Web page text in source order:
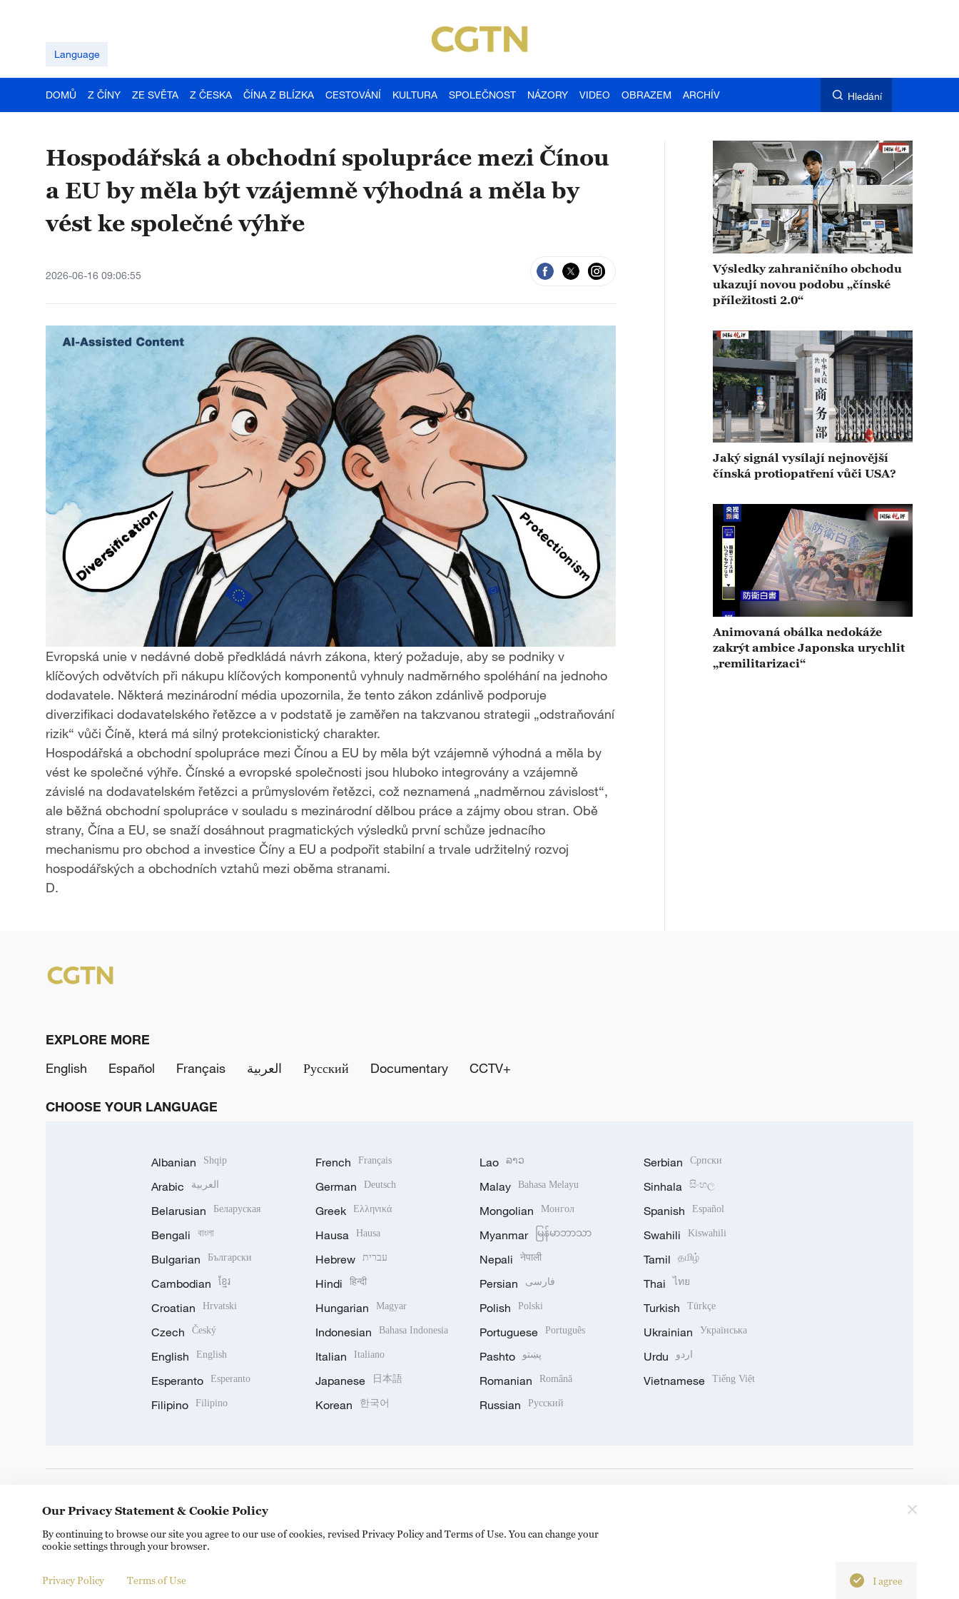
Language
DOMŮ Z ČÍNY ZE SVĚTA Z ČESKA ČÍNA Z BLÍZKA CESTOVÁNÍ KULTURA SPOLEČNOST NÁZORY VIDEO OBRAZEM ARCHÍV Hledání
Hospodářská a obchodní spolupráce mezi Čínou
a EU by měla být vzájemně výhodná a měla by
vést ke společné výhře
2026-06-16 09:06:55
Evropská unie v nedávné době předkládá návrh zákona, který požaduje, aby se podniky v
klíčových odvětvích při nákupu klíčových komponentů vyhnuly nadměrného spoléhání na jednoho
dodavatele. Některá mezinárodní média upozornila, že tento zákon zdánlivě podporuje
diverzifikaci dodavatelského řetězce a v podstatě je zaměřen na takzvanou strategii „odstraňování
rizik“ vůči Číně, která má silný protekcionistický charakter.
Hospodářská a obchodní spolupráce mezi Čínou a EU by měla být vzájemně výhodná a měla by
vést ke společné výhře. Čínské a evropské společnosti jsou hluboko integrovány a vzájemně
závislé na dodavatelském řetězci a průmyslovém řetězci, což neznamená „nadměrnou závislost“,
ale běžná obchodní spolupráce v souladu s mezinárodní dělbou práce a zájmy obou stran. Obě
strany, Čína a EU, se snaží dosáhnout pragmatických výsledků první schůze jednacího
mechanismu pro obchod a investice Číny a EU a podpořit stabilní a trvale udržitelný rozvoj
hospodářských a obchodních vztahů mezi oběma stranami.
D.
Výsledky zahraničního obchodu
ukazují novou podobu „čínské
příležitosti 2.0“
Jaký signál vysílají nejnovější
čínská protiopatření vůči USA?
Animovaná obálka nedokáže
zakrýt ambice Japonska urychlit
„remilitarizaci“
EXPLORE MORE
English
Español Français العربية Русский Documentary CCTV+
CHOOSE YOUR LANGUAGE
Albanian Shqip
Arabic العربية
Belarusian Беларуская
Bengali বাংলা
Bulgarian Български
Cambodian ខ្មែរ
Croatian Hrvatski
Czech Český
English English
Esperanto Esperanto
Filipino Filipino
French Français
German Deutsch
Greek Ελληνικά
Hausa Hausa
Hebrew עברית
Hindi हिन्दी
Hungarian Magyar
Indonesian Bahasa Indonesia
Italian Italiano
Japanese 日本語
Korean 한국어
Lao ລາວ
Malay Bahasa Melayu
Mongolian Монгол
Myanmar မြန်မာဘာသာ
Nepali नेपाली
Persian فارسی
Polish Polski
Portuguese Português
Pashto پښتو
Romanian Română
Russian Русский
Serbian Српски
Sinhala සිංහල
Spanish Español
Swahili Kiswahili
Tamil தமிழ்
Thai ไทย
Turkish Türkçe
Ukrainian Українська
Urdu اردو
Vietnamese Tiếng Việt
Copyright © 2024 CGTN. 京ICP备20000184号
Our Privacy Statement & Cookie Policy
By continuing to browse our site you agree to our use of cookies, revised Privacy Policy and Terms of Use. You can change your
cookie settings through your browser.
Privacy Policy Terms of Use I agree